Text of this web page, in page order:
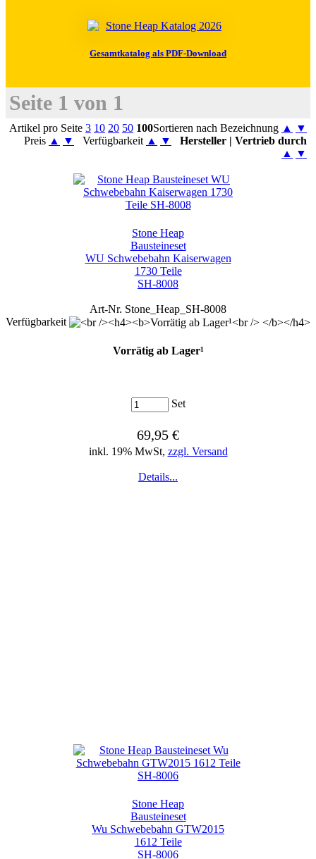
Gesamtkatalog als PDF-Download
Seite 1 von 1
Artikel pro Seite 3 10 20 50 100Sortieren nach Bezeichnung ▲
▼
Preis ▲ ▼ Verfügbarkeit ▲ ▼
Hersteller | Vertrieb durch
▲
▼
Stone Heap
Bausteineset
WU Schwebebahn Kaiserwagen
1730 Teile
SH-8008
Art-Nr. Stone_Heap_SH-8008
Verfügbarkeit
Vorrätig ab Lager¹
Set
69,95 €
inkl. 19% MwSt, zzgl. Versand
Details...
Stone Heap
Bausteineset
Wu Schwebebahn GTW2015
1612 Teile
SH-8006